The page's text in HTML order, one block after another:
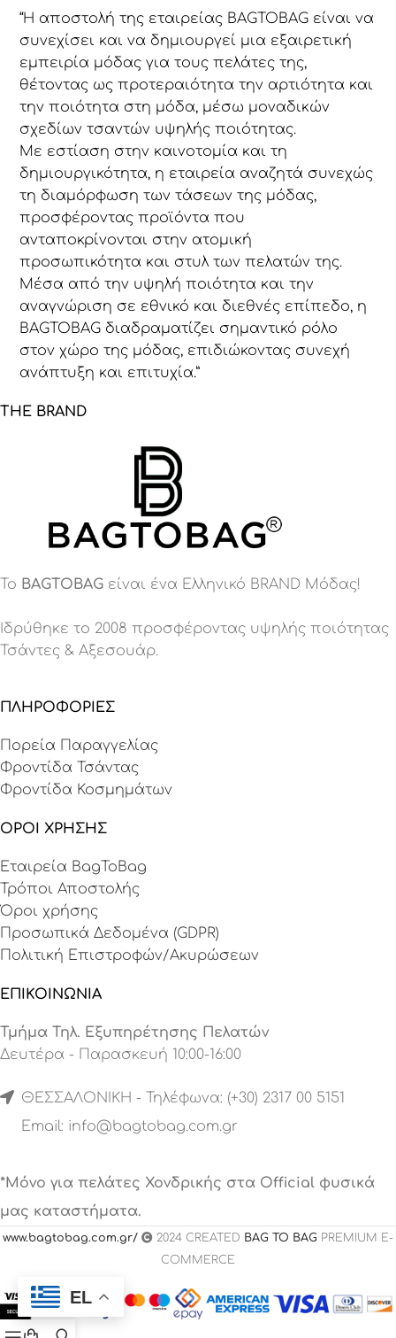
“Η αποστολή της εταιρείας BAGTOBAG είναι να
συνεχίσει και να δημιουργεί μια εξαιρετική
εμπειρία μόδας για τους πελάτες της,
θέτοντας ως προτεραιότητα την αρτιότητα και
την ποιότητα στη μόδα, μέσω μοναδικών
σχεδίων τσαντών υψηλής ποιότητας.
Με εστίαση στην καινοτομία και τη
δημιουργικότητα, η εταιρεία αναζητά συνεχώς
τη διαμόρφωση των τάσεων της μόδας,
προσφέροντας προϊόντα που
ανταποκρίνονται στην ατομική
προσωπικότητα και στυλ των πελατών της.
Μέσα από την υψηλή ποιότητα και την
αναγνώριση σε εθνικό και διεθνές επίπεδο, η
BAGTOBAG διαδραματίζει σημαντικό ρόλο
στον χώρο της μόδας, επιδιώκοντας συνεχή
ανάπτυξη και επιτυχία.”
THE BRAND
Το BAGTOBAG είναι ένα Eλληνικό BRAND Μόδας!
Ιδρύθηκε το 2008 προσφέροντας υψηλής ποιότητας
Τσάντες & Αξεσουάρ.
ΠΛΗΡΟΦΟΡΙΕΣ
Πορεία Παραγγελίας
Φροντίδα Τσάντας
Φροντίδα Κοσμημάτων
ΟΡΟΙ ΧΡΗΣΗΣ
Εταιρεία BagToBag
Τρόποι Αποστολής
Όροι χρήσης
Προσωπικά Δεδομένα (GDPR)
Πολιτική Επιστροφών/Ακυρώσεων
ΕΠΙΚΟΙΝΩΝΙΑ
Τμήμα Τηλ. Εξυπηρέτησης Πελατών
Δευτέρα - Παρασκευή 10:00-16:00
ΘΕΣΣΑΛΟΝΙΚΗ - Τηλέφωνα: (+30) 2317 00 5151
Email: info@bagtobag.com.gr
*Μόνο για πελάτες Χονδρικής στα Official φυσικά
μας καταστήματα.
www.bagtobag.com.gr/ 2024 CREATED BAG TO BAG PREMIUM E-
COMMERCE
EL